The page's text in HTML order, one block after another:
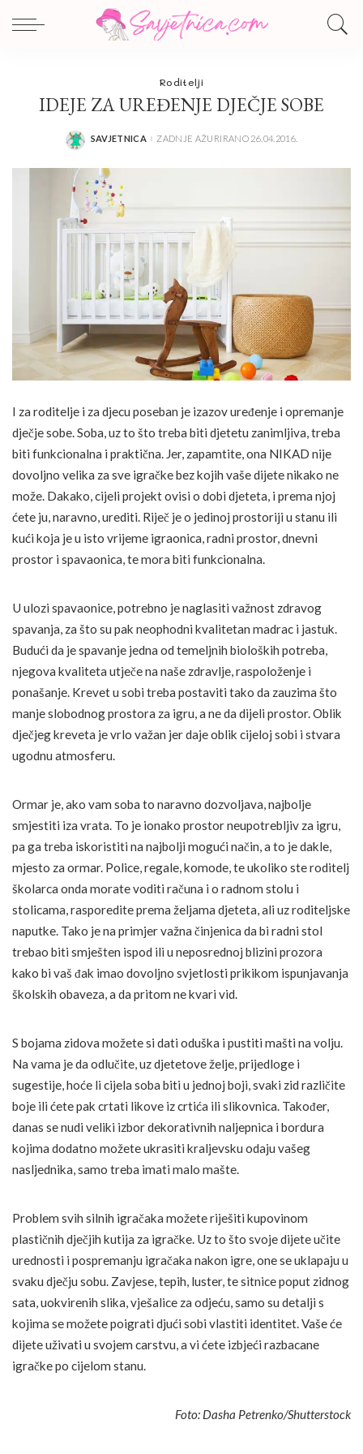
Roditelji
IDEJE ZA UREĐENJE DJEČJE SOBE
POSTED
SAVJETNICA ZADNJE AŽURIRANO 26.04.2016.
I za roditelje i za djecu poseban je izazov uređenje i opremanje
dječje sobe. Soba, uz to što treba biti djetetu zanimljiva, treba
biti funkcionalna i praktična. Jer, zapamtite, ona NIKAD nije
dovoljno velika za sve igračke bez kojih vaše dijete nikako ne
može. Dakako, cijeli projekt ovisi o dobi djeteta, i prema njoj
ćete ju, naravno, urediti. Riječ je o jedinoj prostoriji u stanu ili
kući koja je u isto vrijeme igraonica, radni prostor, dnevni
prostor i spavaonica, te mora biti funkcionalna.
U ulozi spavaonice, potrebno je naglasiti važnost zdravog
spavanja, za što su pak neophodni kvalitetan madrac i jastuk.
Budući da je spavanje jedna od temeljnih bioloških potreba,
njegova kvaliteta utječe na naše zdravlje, raspoloženje i
ponašanje. Krevet u sobi treba postaviti tako da zauzima što
manje slobodnog prostora za igru, a ne da dijeli prostor. Oblik
dječjeg kreveta je vrlo važan jer daje oblik cijeloj sobi i stvara
ugodnu atmosferu.
Ormar je, ako vam soba to naravno dozvoljava, najbolje
smjestiti iza vrata. To je ionako prostor neupotrebljiv za igru,
pa ga treba iskoristiti na najbolji mogući način, a to je dakle,
mjesto za ormar. Police, regale, komode, te ukoliko ste roditelj
školarca onda morate voditi računa i o radnom stolu i
stolicama, rasporedite prema željama djeteta, ali uz roditeljske
naputke. Tako je na primjer važna činjenica da bi radni stol
trebao biti smješten ispod ili u neposrednoj blizini prozora
kako bi vaš đak imao dovoljno svjetlosti prikikom ispunjavanja
školskih obaveza, a da pritom ne kvari vid.
S bojama zidova možete si dati oduška i pustiti mašti na volju.
Na vama je da odlučite, uz djetetove želje, prijedloge i
sugestije, hoće li cijela soba biti u jednoj boji, svaki zid različite
boje ili ćete pak crtati likove iz crtića ili slikovnica. Također,
danas se nudi veliki izbor dekorativnih naljepnica i bordura
kojima dodatno možete ukrasiti kraljevsku odaju vašeg
nasljednika, samo treba imati malo mašte.
Problem svih silnih igračaka možete riješiti kupovinom
plastičnih dječjih kutija za igračke. Uz to što svoje dijete učite
urednosti i pospremanju igračaka nakon igre, one se uklapaju u
svaku dječju sobu. Zavjese, tepih, luster, te sitnice poput zidnog
sata, uokvirenih slika, vješalice za odjeću, samo su detalji s
kojima se možete poigrati djući sobi vlastiti identitet. Vaše će
dijete uživati u svojem carstvu, a vi ćete izbjeći razbacane
igračke po cijelom stanu.
Foto: Dasha Petrenko/Shutterstock